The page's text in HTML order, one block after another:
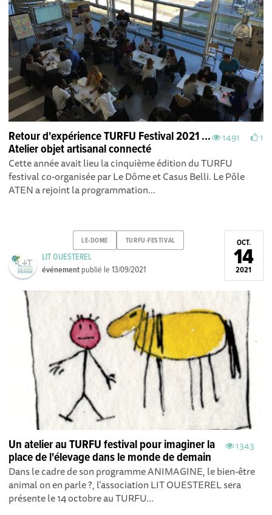
1491 1
Retour d'expérience TURFU Festival 2021 ...
Atelier objet artisanal connecté
Cette année avait lieu la cinquième édition du TURFU
festival co-organisée par Le Dôme et Casus Belli . Le Pôle
ATEN a rejoint la programmation...
LE-DOME TURFU-FESTIVAL
LIT OUESTEREL
événement publié le13/09/2021
OCT.
14
2021
1343
Un atelier au TURFU festival pour imaginer la
place de l'élevage dans le monde de demain
Dans le cadre de son programme ANIMAGINE, le bien-être
animal on en parle ? , l’association LIT OUESTEREL sera
présente le 14 octobre au TURFU...